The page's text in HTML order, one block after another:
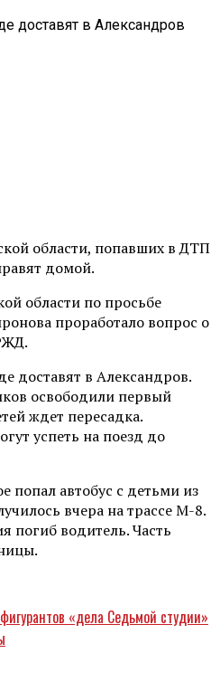
доставят в Александров
области, попавших в ДТП
домой.
области по просьбе
проработало вопрос о
доставят в Александров.
освободили первый
ждет пересадка.
успеть на поезд до
автобус с детьми из
вчера на трассе М-8.
погиб водитель. Часть
«дела Седьмой студии»